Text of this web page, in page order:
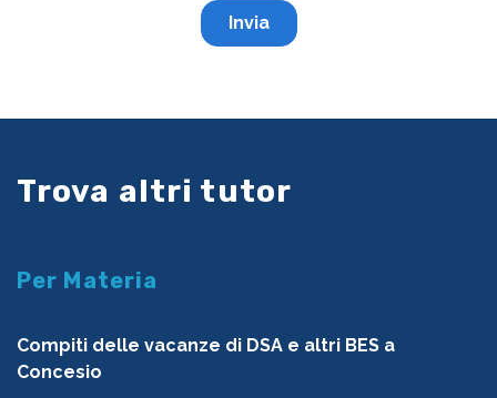
Trova altri tutor
Per Materia
Compiti delle vacanze di DSA e altri BES a
Concesio